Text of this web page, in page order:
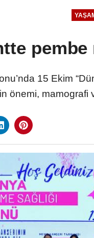
pembe
15 Ekim
önemi, mamografi